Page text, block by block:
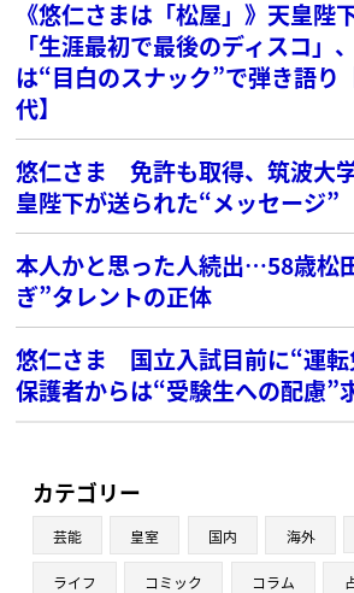
《悠仁さまは「松屋」》天皇陛
「生涯最初で最後のディスコ」
は“目白のスナック”で弾き語り
代】
悠仁さま 免許も取得、筑波大
皇陛下が送られた“メッセージ”
本人かと思った人続出…58歳松
ぎ”タレントの正体
悠仁さま 国立入試目前に“運
保護者からは“受験生への配慮”
カテゴリー
芸能 皇室 国内 海外
ライフ コミック コラム